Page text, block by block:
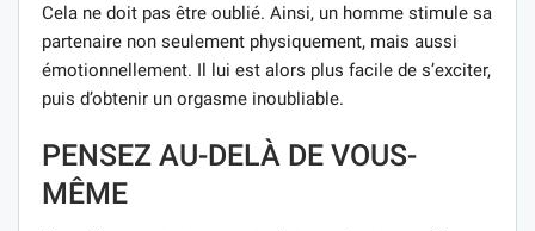
Cela ne doit pas être oublié. Ainsi, un homme stimule sa
partenaire non seulement physiquement, mais aussi
émotionnellement. Il lui est alors plus facile de s’exciter,
puis d’obtenir un orgasme inoubliable.
PENSEZ AU-DELÀ DE VOUS-
MÊME